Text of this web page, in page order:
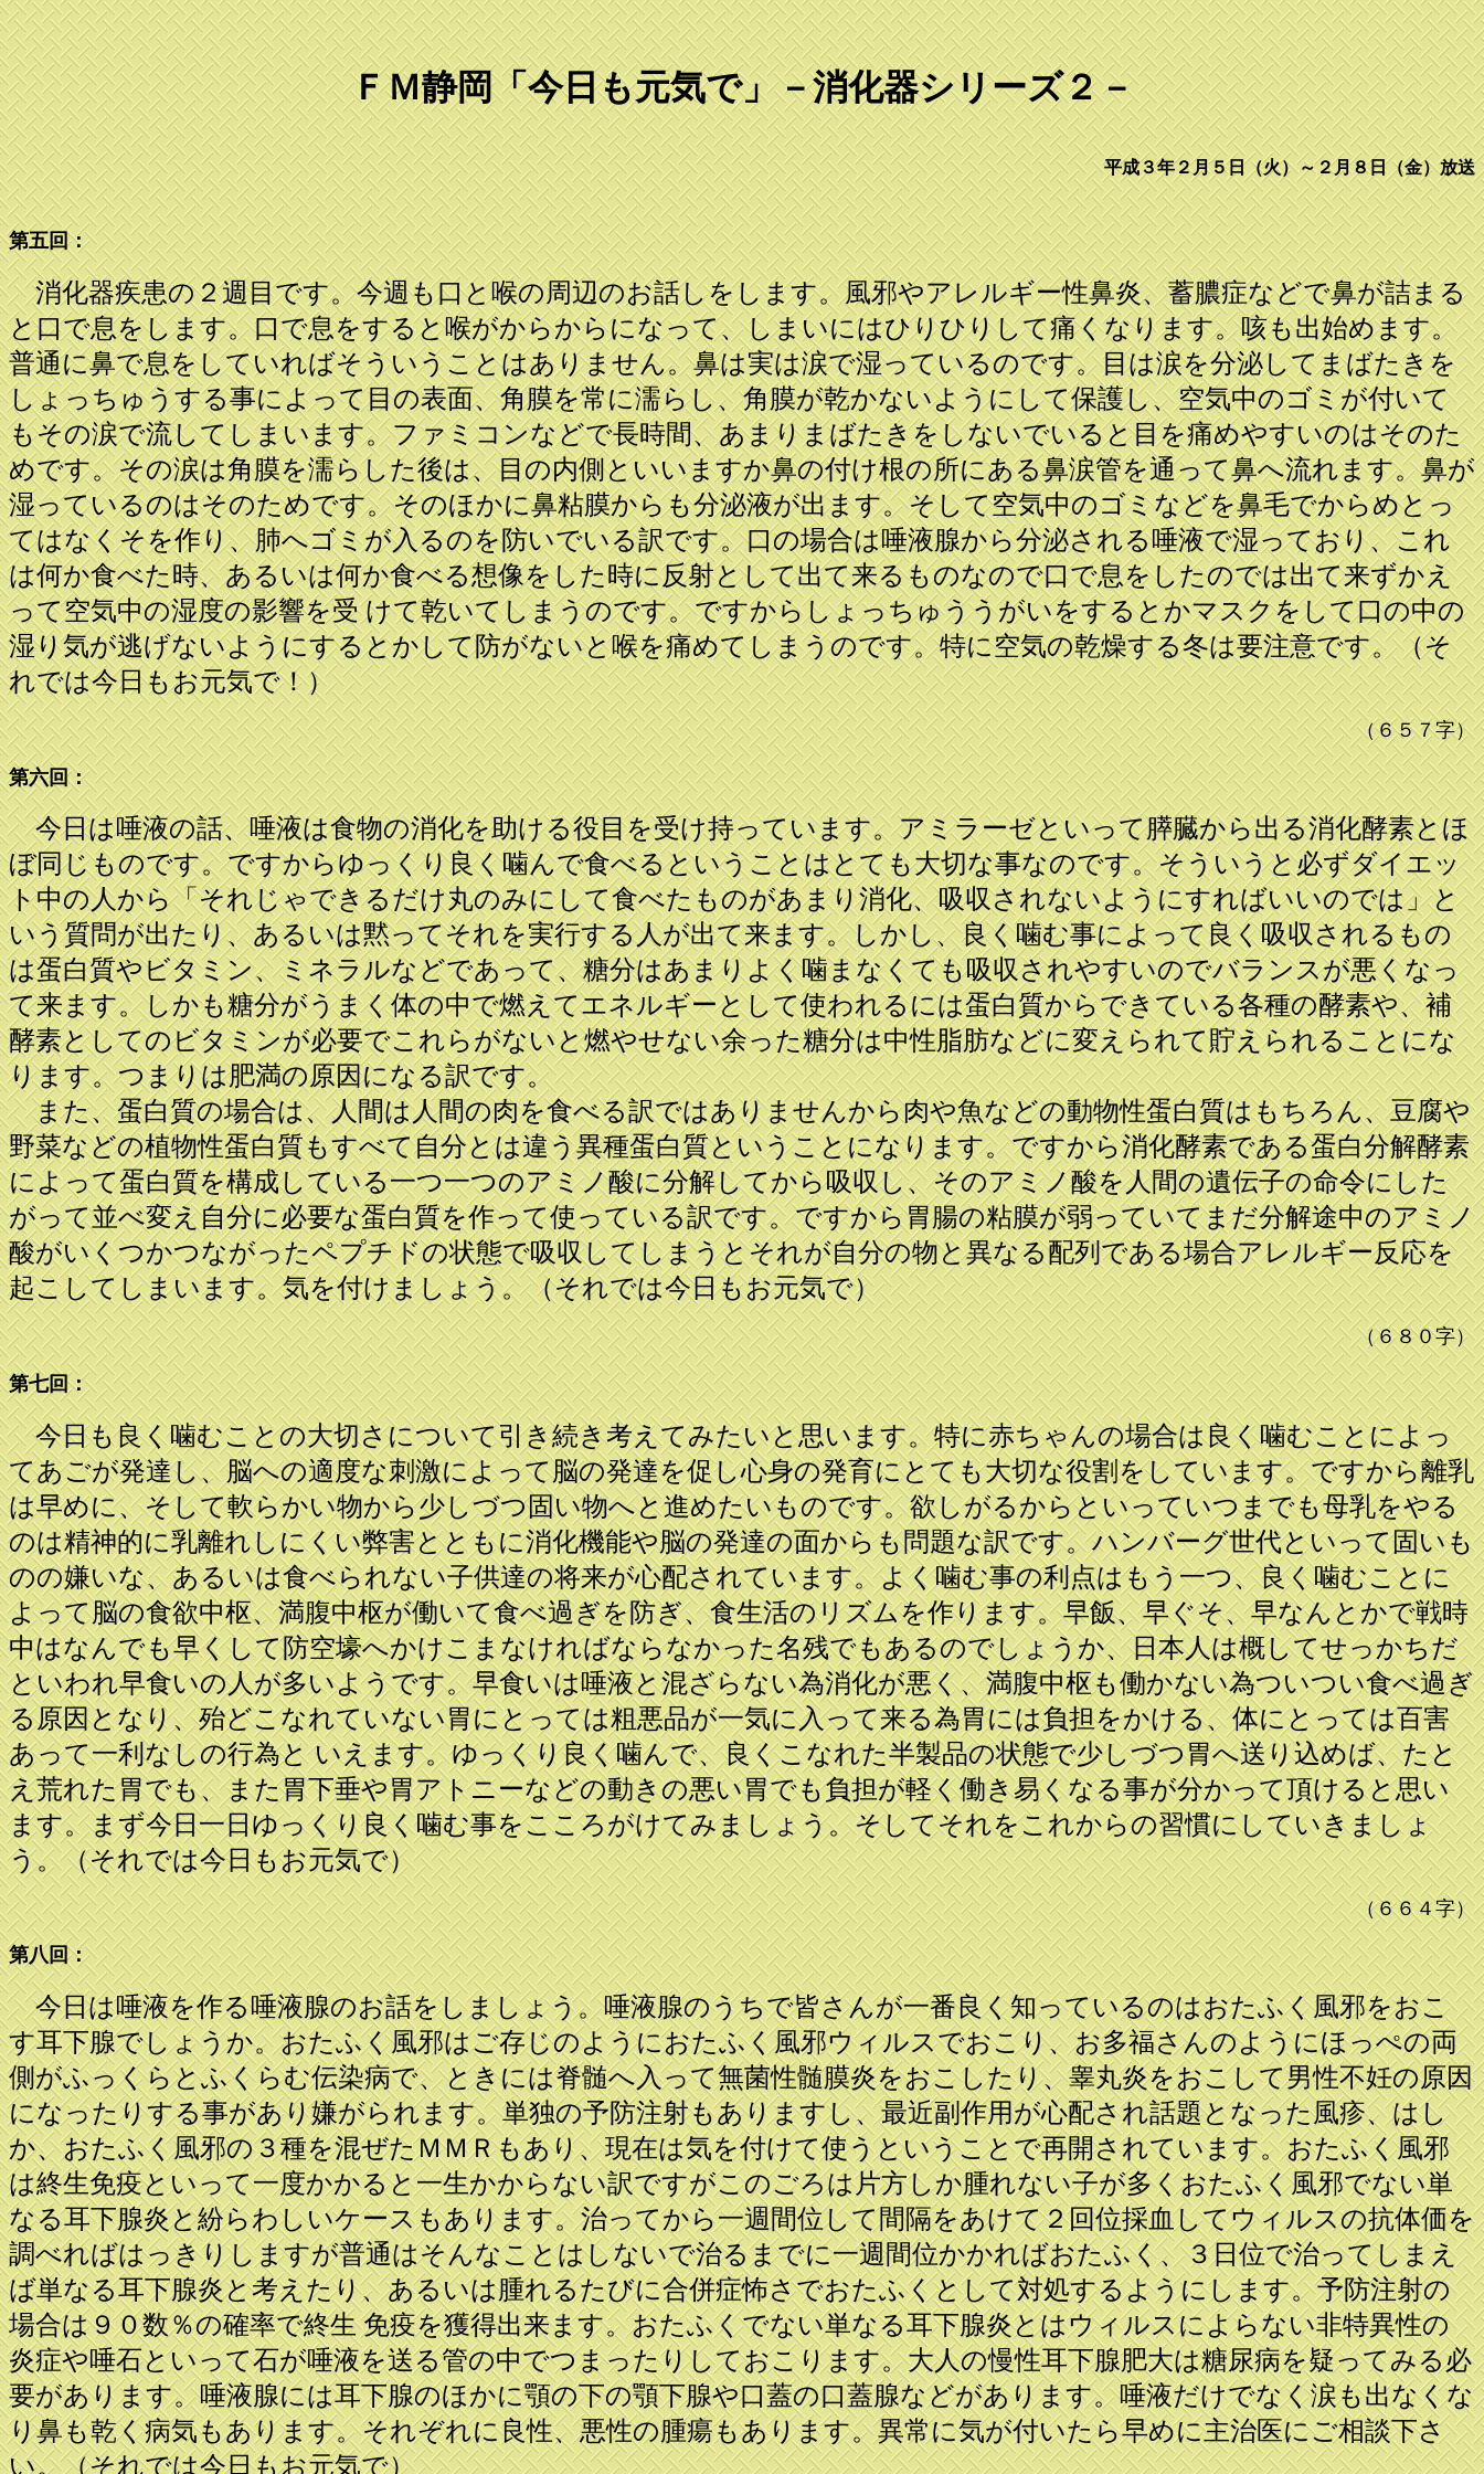
ＦＭ静岡「今日も元気で」－消化器シリーズ２－
平成３年２月５日（火）～２月８日（金）放送
第五回：
消化器疾患の２週目です。今週も口と喉の周辺のお話しをします。風邪やアレルギー性鼻炎、蓄膿症などで鼻が詰まる
と口で息をします。口で息をすると喉がからからになって、しまいにはひりひりして痛くなります。咳も出始めます。
普通に鼻で息をしていればそういうことはありません。鼻は実は涙で湿っているのです。目は涙を分泌してまばたきを
しょっちゅうする事によって目の表面、角膜を常に濡らし、角膜が乾かないようにして保護し、空気中のゴミが付いて
もその涙で流してしまいます。ファミコンなどで長時間、あまりまばたきをしないでいると目を痛めやすいのはそのた
めです。その涙は角膜を濡らした後は、目の内側といいますか鼻の付け根の所にある鼻涙管を通って鼻へ流れます。鼻が
湿っているのはそのためです。そのほかに鼻粘膜からも分泌液が出ます。そして空気中のゴミなどを鼻毛でからめとっ
てはなくそを作り、肺へゴミが入るのを防いでいる訳です。口の場合は唾液腺から分泌される唾液で湿っており、これ
は何か食べた時、あるいは何か食べる想像をした時に反射として出て来るものなので口で息をしたのでは出て来ずかえ
って空気中の湿度の影響を受 けて乾いてしまうのです。ですからしょっちゅううがいをするとかマスクをして口の中の
湿り気が逃げないようにするとかして防がないと喉を痛めてしまうのです。特に空気の乾燥する冬は要注意です。（そ
れでは今日もお元気で！）
（６５７字）
第六回：
今日は唾液の話、唾液は食物の消化を助ける役目を受け持っています。アミラーゼといって膵臓から出る消化酵素とほ
ぼ同じものです。ですからゆっくり良く噛んで食べるということはとても大切な事なのです。そういうと必ずダイエッ
ト中の人から「それじゃできるだけ丸のみにして食べたものがあまり消化、吸収されないようにすればいいのでは」と
いう質問が出たり、あるいは黙ってそれを実行する人が出て来ます。しかし、良く噛む事によって良く吸収されるもの
は蛋白質やビタミン、ミネラルなどであって、糖分はあまりよく噛まなくても吸収されやすいのでバランスが悪くなっ
て来ます。しかも糖分がうまく体の中で燃えてエネルギーとして使われるには蛋白質からできている各種の酵素や、補
酵素としてのビタミンが必要でこれらがないと燃やせない余った糖分は中性脂肪などに変えられて貯えられることにな
ります。つまりは肥満の原因になる訳です。
また、蛋白質の場合は、人間は人間の肉を食べる訳ではありませんから肉や魚などの動物性蛋白質はもちろん、豆腐や
野菜などの植物性蛋白質もすべて自分とは違う異種蛋白質ということになります。ですから消化酵素である蛋白分解酵素
によって蛋白質を構成している一つ一つのアミノ酸に分解してから吸収し、そのアミノ酸を人間の遺伝子の命令にした
がって並べ変え自分に必要な蛋白質を作って使っている訳です。ですから胃腸の粘膜が弱っていてまだ分解途中のアミノ
酸がいくつかつながったペプチドの状態で吸収してしまうとそれが自分の物と異なる配列である場合アレルギー反応を
起こしてしまいます。気を付けましょう。（それでは今日もお元気で）
（６８０字）
第七回：
今日も良く噛むことの大切さについて引き続き考えてみたいと思います。特に赤ちゃんの場合は良く噛むことによっ
てあごが発達し、脳への適度な刺激によって脳の発達を促し心身の発育にとても大切な役割をしています。ですから離乳
は早めに、そして軟らかい物から少しづつ固い物へと進めたいものです。欲しがるからといっていつまでも母乳をやる
のは精神的に乳離れしにくい弊害とともに消化機能や脳の発達の面からも問題な訳です。ハンバーグ世代といって固いも
のの嫌いな、あるいは食べられない子供達の将来が心配されています。よく噛む事の利点はもう一つ、良く噛むことに
よって脳の食欲中枢、満腹中枢が働いて食べ過ぎを防ぎ、食生活のリズムを作ります。早飯、早ぐそ、早なんとかで戦時
中はなんでも早くして防空壕へかけこまなければならなかった名残でもあるのでしょうか、日本人は概してせっかちだ
といわれ早食いの人が多いようです。早食いは唾液と混ざらない為消化が悪く、満腹中枢も働かない為ついつい食べ過ぎ
る原因となり、殆どこなれていない胃にとっては粗悪品が一気に入って来る為胃には負担をかける、体にとっては百害
あって一利なしの行為と いえます。ゆっくり良く噛んで、良くこなれた半製品の状態で少しづつ胃へ送り込めば、たと
え荒れた胃でも、また胃下垂や胃アトニーなどの動きの悪い胃でも負担が軽く働き易くなる事が分かって頂けると思い
ます。まず今日一日ゆっくり良く噛む事をこころがけてみましょう。そしてそれをこれからの習慣にしていきましょ
う。（それでは今日もお元気で）
（６６４字）
第八回：
今日は唾液を作る唾液腺のお話をしましょう。唾液腺のうちで皆さんが一番良く知っているのはおたふく風邪をおこ
す耳下腺でしょうか。おたふく風邪はご存じのようにおたふく風邪ウィルスでおこり、お多福さんのようにほっぺの両
側がふっくらとふくらむ伝染病で、ときには脊髄へ入って無菌性髄膜炎をおこしたり、睾丸炎をおこして男性不妊の原因
になったりする事があり嫌がられます。単独の予防注射もありますし、最近副作用が心配され話題となった風疹、はし
か、おたふく風邪の３種を混ぜたＭＭＲもあり、現在は気を付けて使うということで再開されています。おたふく風邪
は終生免疫といって一度かかると一生かからない訳ですがこのごろは片方しか腫れない子が多くおたふく風邪でない単
なる耳下腺炎と紛らわしいケースもあります。治ってから一週間位して間隔をあけて２回位採血してウィルスの抗体価を
調べればはっきりしますが普通はそんなことはしないで治るまでに一週間位かかればおたふく、３日位で治ってしまえ
ば単なる耳下腺炎と考えたり、あるいは腫れるたびに合併症怖さでおたふくとして対処するようにします。予防注射の
場合は９０数％の確率で終生 免疫を獲得出来ます。おたふくでない単なる耳下腺炎とはウィルスによらない非特異性の
炎症や唾石といって石が唾液を送る管の中でつまったりしておこります。大人の慢性耳下腺肥大は糖尿病を疑ってみる必
要があります。唾液腺には耳下腺のほかに顎の下の顎下腺や口蓋の口蓋腺などがあります。唾液だけでなく涙も出なくな
り鼻も乾く病気もあります。それぞれに良性、悪性の腫瘍もあります。異常に気が付いたら早めに主治医にご相談下さ
い。（それでは今日もお元気で）